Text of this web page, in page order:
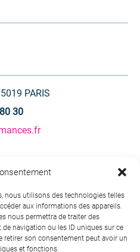
nous utilisons des technologies telles
aux informations des appareils.
nous permettra de traiter des
navigation ou les ID uniques sur ce
retirer son consentement peut avoir un
et fonctions.
PARIS
30